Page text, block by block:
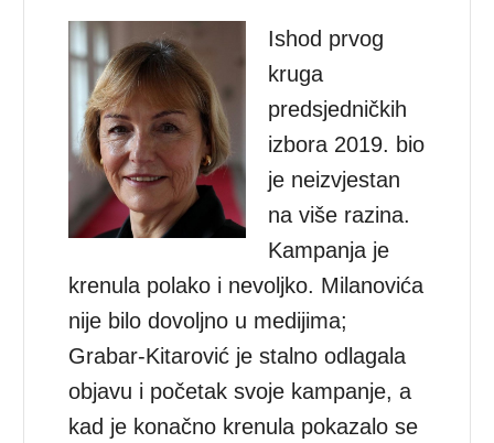
Ishod prvog
kruga
predsjedničkih
izbora 2019. bio
je neizvjestan
na više razina.
Kampanja je
krenula polako i nevoljko. Milanovića
nije bilo dovoljno u medijima;
Grabar-Kitarović je stalno odlagala
objavu i početak svoje kampanje, a
kad je konačno krenula pokazalo se